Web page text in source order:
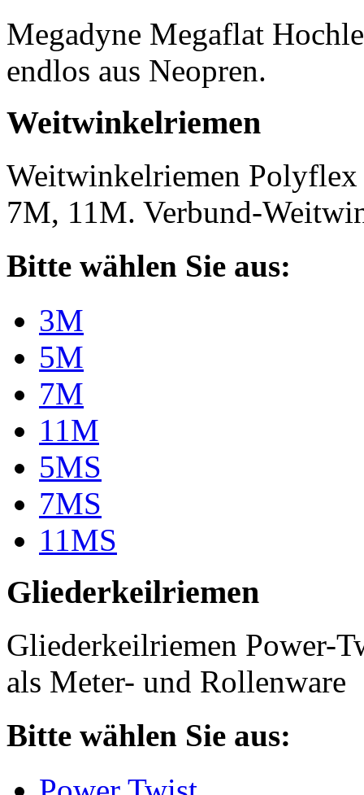
Megadyne Megaflat
endlos aus Neopren.
Weitwinkelriemen
Weitwinkelriemen
7M, 11M. Verbund-
Bitte wählen Sie aus:
3M
5M
7M
11M
5MS
7MS
11MS
Gliederkeilriemen
Gliederkeilriemen Power-
als Meter- und Rollenware
Bitte wählen Sie aus: